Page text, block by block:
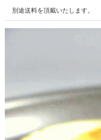
別途送料を頂戴いたします。